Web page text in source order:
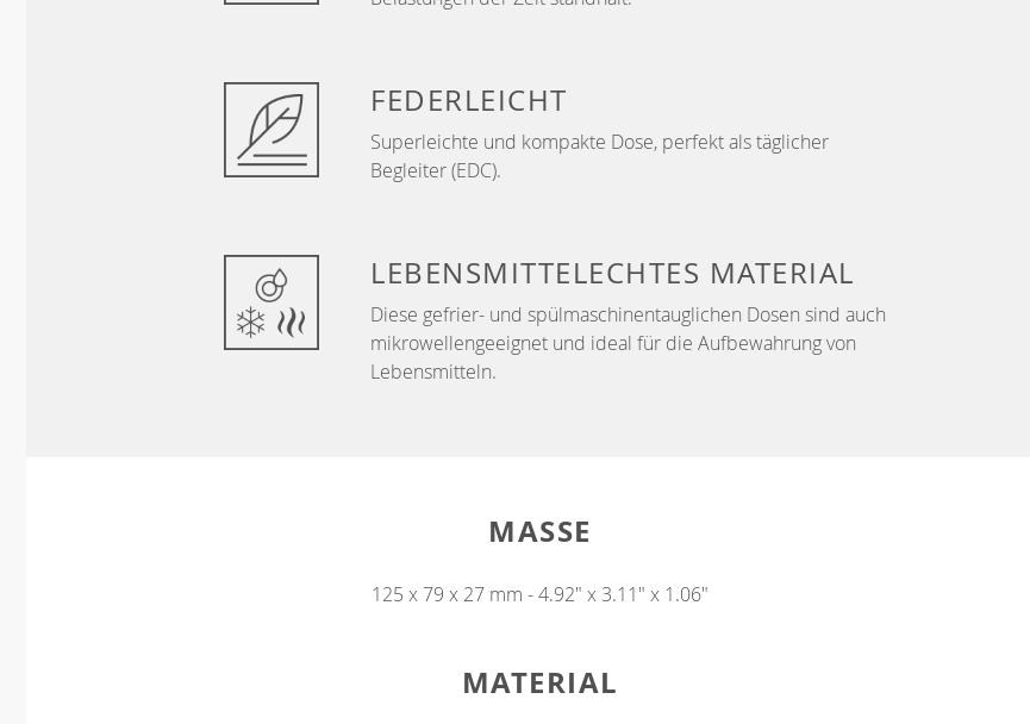
FEDERLEICHT
Superleichte und kompakte Dose, perfekt als täglicher
Begleiter (EDC).
LEBENSMITTELECHTES MATERIAL
Diese gefrier- und spülmaschinentauglichen Dosen sind auch
mikrowellengeeignet und ideal für die Aufbewahrung von
Lebensmitteln.
MASSE
125 x 79 x 27 mm - 4.92" x 3.11" x 1.06"
MATERIAL